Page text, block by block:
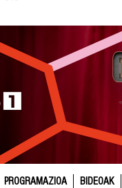
PROGRAMAZIOA BIDEOAK